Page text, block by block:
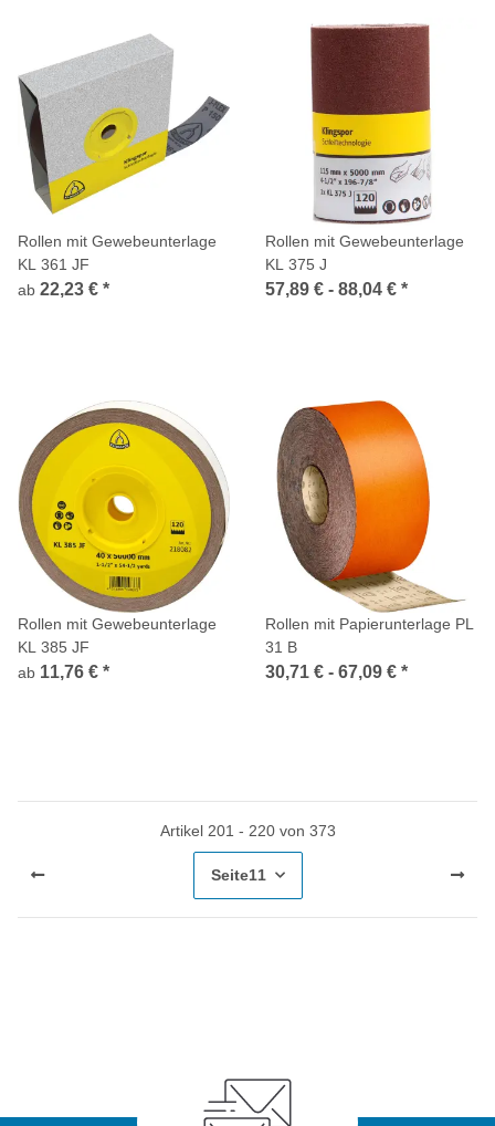
Rollen mit Gewebeunterlage
KL 361 JF
ab 22,23 € *
Rollen mit Gewebeunterlage
KL 375 J
57,89 € - 88,04 € *
Rollen mit Gewebeunterlage
KL 385 JF
ab 11,76 € *
Rollen mit Papierunterlage PL
31 B
30,71 € - 67,09 € *
Artikel 201 - 220 von 373
Seite11